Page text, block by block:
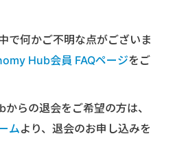
で何かご不明な点がございま
Hub会員 FAQページをご
らの退会をご希望の方は、
ムより、退会のお申し込みを